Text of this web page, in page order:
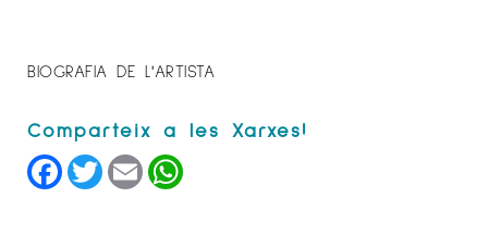
BIOGRAFIA DE L'ARTISTA
Facebook
TwitterEmail